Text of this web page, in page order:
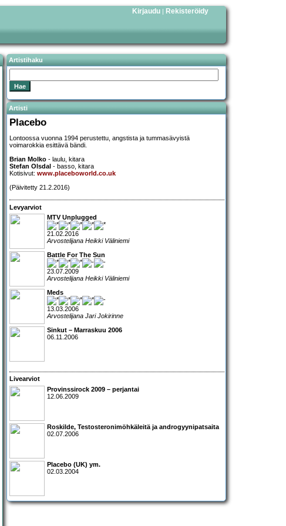
Kirjaudu | Rekisteröidy
Artistihaku
Artisti
Placebo
Lontoossa vuonna 1994 perustettu, angstista ja tummasävyistä
voimarokkia esittävä bändi.
Brian Molko - laulu, kitara
Stefan Olsdal - basso, kitara
Kotisivut: www.placeboworld.co.uk
(Päivitetty 21.2.2016)
Levyarviot
MTV Unplugged
21.02.2016
Arvostelijana Heikki Väliniemi
Battle For The Sun
23.07.2009
Arvostelijana Heikki Väliniemi
Meds
13.03.2006
Arvostelijana Jari Jokirinne
Sinkut – Marraskuu 2006
06.11.2006
Livearviot
Provinssirock 2009 – perjantai
12.06.2009
Roskilde, Testosteronimöhkäleitä ja androgyynipatsaita
02.07.2006
Placebo (UK) ym.
02.03.2004